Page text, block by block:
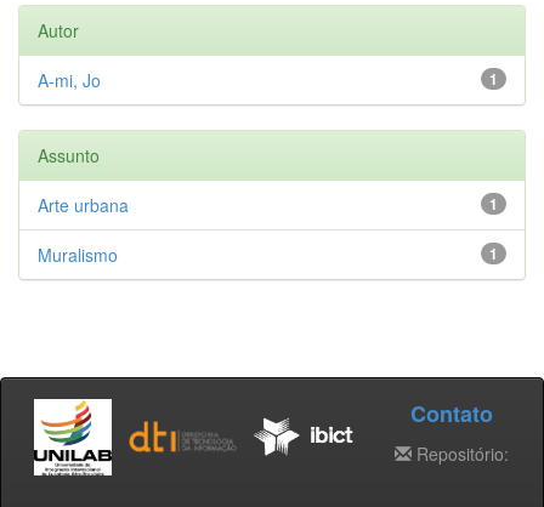
Autor
1
A-mi, Jo
Assunto
1
Arte urbana
1
Muralismo
Contato
Repositório: